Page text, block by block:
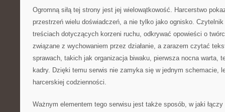
Ogromną siłą tej strony jest jej wielowątkowość. Harcerstwo
przestrzeń wielu doświadczeń, a nie tylko jako ognisko.
treściach dotyczących korzeni ruchu, odkrywać opowieści o
związane z wychowaniem przez działanie, a zarazem czytać
sprawach, takich jak organizacja biwaku, pierwsza nocna warta,
kadry. Dzięki temu serwis nie zamyka się w jednym schemacie,
harcerskiej codzienności.
Ważnym elementem tego serwisu jest także sposób, w jaki